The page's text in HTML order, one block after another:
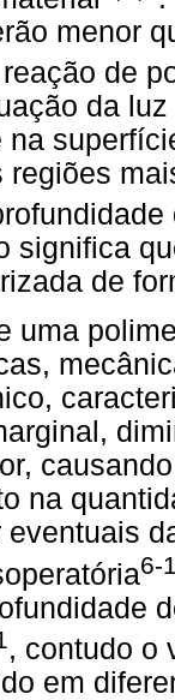
menor
de
da
na
regiões
significa
de
uma
na
6-
, contudo o
em